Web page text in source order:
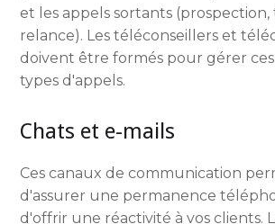
et les appels sortants
relance). Les téléconseillers et
doivent être formés pour gérer
types d'appels.
Chats et e-mails
Ces canaux de communication
d'assurer une permanence
d'offrir une réactivité à vos clients.